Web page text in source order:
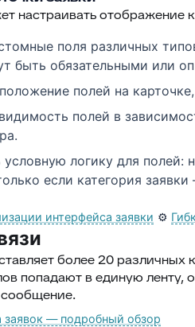
настраивать отображение
поля различных
быть обязательными или
полей на
полей в
условную логику для полей:
если категория
интерфейса заявки ⚙️
более 20
попадают в единую ленту,
сообщение.
заявок — подробный обзор